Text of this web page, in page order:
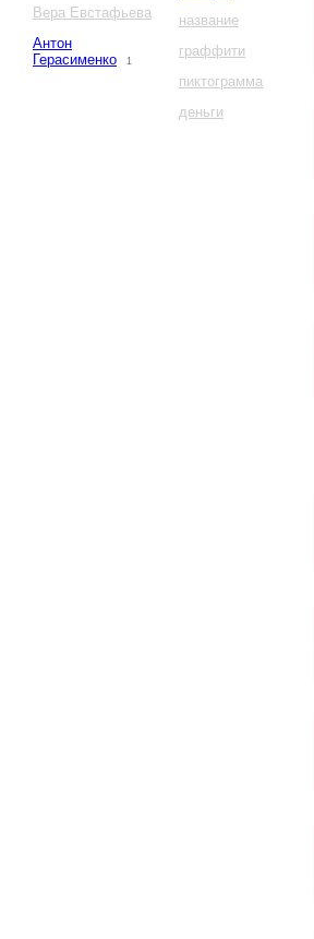
Вера Евстафьева
Антон
Герасименко
1
название
граффити
пиктограмма
деньги